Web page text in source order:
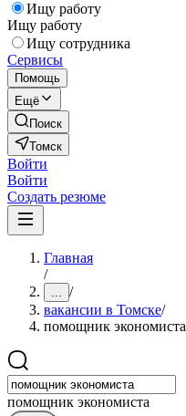
Ищу работу
Ищу работу
Ищу сотрудника
Сервисы
Помощь
Ещё
Поиск
Томск
Войти
Войти
Создать резюме
Главная
/
... /
вакансии в Томске/
помощник экономиста
помощник экономиста